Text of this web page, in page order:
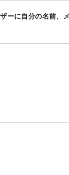
ーに自分の名前、